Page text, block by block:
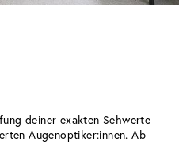
deiner exakten Sehwerte
Augenoptiker:innen. Ab